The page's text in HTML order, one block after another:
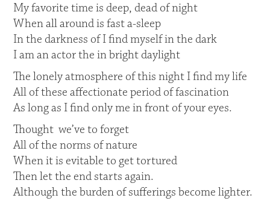
My favorite time is deep, dead of night
When all around is fast a-sleep
In the darkness of I find myself in the dark
I am an actor the in bright daylight
The lonely atmosphere of this night I find my life
All of these affectionate period of fascination
As long as I find only me in front of your eyes.
Thought we’ve to forget
All of the norms of nature
When it is evitable to get tortured
Then let the end starts again.
Although the burden of sufferings become lighter.